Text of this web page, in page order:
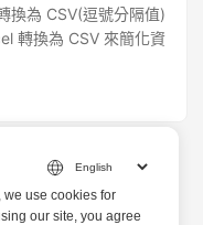
換為 CSV(逗號分隔值)
轉換為 CSV 來簡化資
we use cookies for
our site, you agree